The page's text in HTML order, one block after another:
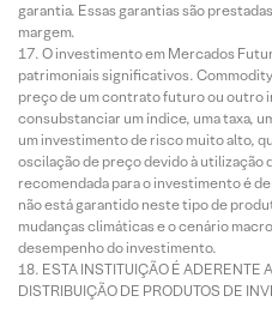
garantia. Essas garantias são
margem.
O investimento em Mercados
patrimoniais significativos.
preço de um contrato futuro ou outro
consubstanciar um índice, uma taxa,
um investimento de risco muito alto,
oscilação de preço devido à utilização
recomendada para o investimento é
não está garantido neste tipo de
mudanças climáticas e o cenário
desempenho do investimento.
ESTA INSTITUIÇÃO É ADERENTE
DISTRIBUIÇÃO DE PRODUTOS DE